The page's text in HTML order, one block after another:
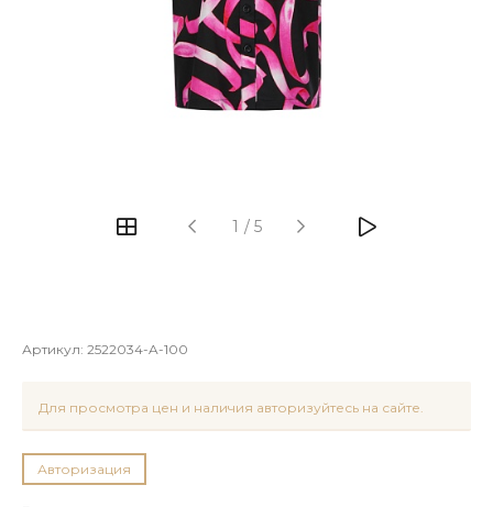
1 / 5
Артикул: 2522034-A-100
Для просмотра цен и наличия авторизуйтесь на сайте.
Авторизация